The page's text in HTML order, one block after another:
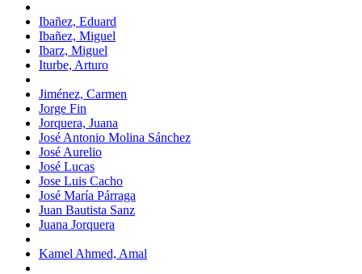
Ibañez, Eduard
Ibañez, Miguel
Ibarz, Miguel
Iturbe, Arturo
Jiménez, Carmen
Jorge Fin
Jorquera, Juana
José Antonio Molina Sánchez
José Aurelio
José Lucas
Jose Luis Cacho
José María Párraga
Juan Bautista Sanz
Juana Jorquera
Kamel Ahmed, Amal